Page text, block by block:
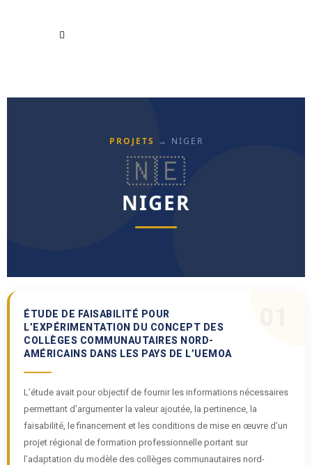
PROJETS → NIGER
🇳🇪
NIGER
ÉTUDE DE FAISABILITÉ POUR
L’EXPÉRIMENTATION DU CONCEPT DES
COLLÈGES COMMUNAUTAIRES NORD-
AMÉRICAINS DANS LES PAYS DE L’UEMOA
L’étude avait pour objectif de fournir les informations nécessaires
permettant d’argumenter la valeur ajoutée, la pertinence, la
faisabilité, le financement et les conditions de mise en œuvre d’un
projet régional de formation professionnelle portant sur
l’adaptation du modèle des collèges communautaires nord-